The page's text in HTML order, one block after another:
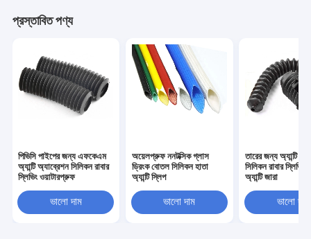
প্রস্তাবিত পণ্য
পিভিসি পাইপের জন্য এফকেএম
অ্যান্টি অ্যাব্রেশন সিলিকন রাবার
স্লিভিং ওয়াটারপ্রুফ
ভালো দাম
অয়েলপ্রুফ ননটক্সিক গ্লাস
ড্রিংক বোতল সিলিকন হাতা
অ্যান্টি স্লিপ
ভালো দাম
তারের জন্য অ্যান্টি
সিলিকন রাবার
অ্যান্টি জারা
ভালো দাম